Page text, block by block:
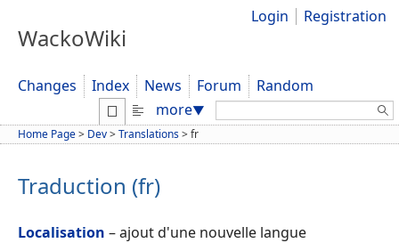
WackoWiki
Login Registration
Changes Index News Forum
Random
more▼ Search:
Home Page> Dev>Translations>fr
Traduction (fr)
Localisation – ajout d'une nouvelle langue